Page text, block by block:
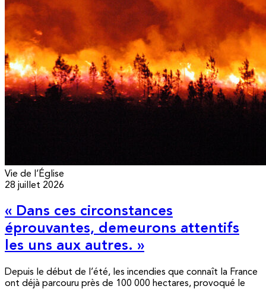
Vie de l’Église
28 juillet 2026
« Dans ces circonstances
éprouvantes, demeurons attentifs
les uns aux autres. »
Depuis le début de l’été, les incendies que connaît la France
ont déjà parcouru près de 100 000 hectares, provoqué le